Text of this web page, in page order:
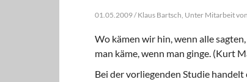
01.05.2009 / Klaus Bartsch, Unter Mitarbeit
Wo kämen wir hin, wenn alle
man käme, wenn man ginge. (Kurt
Bei der vorliegenden Studie